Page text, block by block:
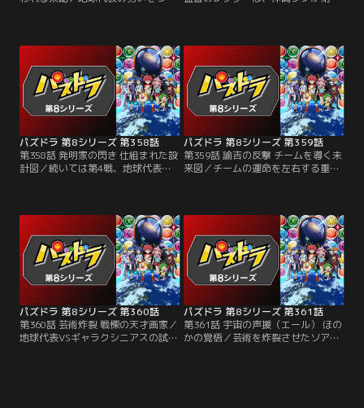
や、ほとんど試合に出ることのない
監督レクターがステージに上がって
くる。予想が外れたことを疑問に思
うさくらだが、シンはいつも通りに
試合を始めて……。
通用しないかに見えたが、レクター
の「神書の管理者・メタトロン」の
高い防御力は簡単に崩せない。つい
に試合はターン8までもつれ込む！
パズドラ 第8シリーズ 第358話
第358話 発明家の閃き 仕組まれた設
計図／続いては第4戦、地球代表の
ジーナは、宇宙船トクザワのエンジ
ンの設計者でもあった。バトルが始
まると、ネジーナはいきなりスキル
選択に悩み始める。マイペースな態
度に困惑する諭吉だが……。
パズドラ 第8シリーズ 第359話
第359話 諭吉の反撃 チームを導く未
来図／チームの運命を左右する重要
諭吉は少しずつ追い詰められてい
く。まるでバトルの流れを掌握する
ようなネジーナのパズドラ。苦しい
試合の中で、諭吉の考える勝利の可
能性とは！？
パズドラ 第8シリーズ 第360話
第360話 芸術炸裂 戦慄の天才画家／
地球代表VSギャラクシニアスの試合
パズドラ 第8シリーズ 第361話
第361話 宇宙の声援（エール） ほの
かの覚悟／芸術を炸裂させたソアラ